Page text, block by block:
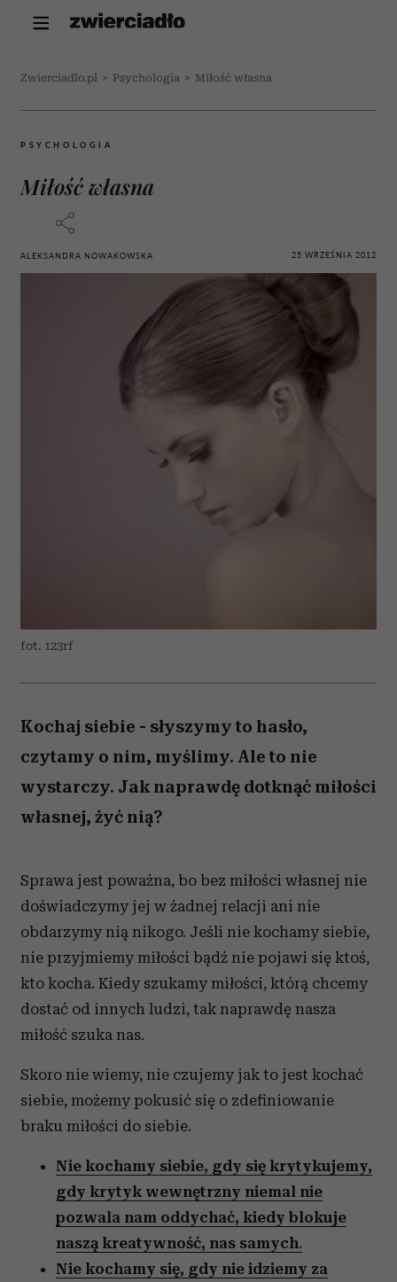
Zwierciadlo.pl > Psychologia > Miłość własna
PSYCHOLOGIA
Miłość własna
ALEKSANDRA NOWAKOWSKA 25 WRZEŚNIA 2012
fot. 123rf
Kochaj siebie - słyszymy to hasło,
czytamy o nim, myślimy. Ale to nie
wystarczy. Jak naprawdę dotknąć miłości
własnej, żyć nią?
Sprawa jest poważna, bo bez miłości własnej nie
doświadczymy jej w żadnej relacji ani nie
obdarzymy nią nikogo. Jeśli nie kochamy siebie,
nie przyjmiemy miłości bądź nie pojawi się ktoś,
kto kocha. Kiedy szukamy miłości, którą chcemy
dostać od innych ludzi, tak naprawdę nasza
miłość szuka nas.
Skoro nie wiemy, nie czujemy jak to jest kochać
siebie, możemy pokusić się o zdefiniowanie
braku miłości do siebie.
Nie kochamy siebie, gdy się krytykujemy,
gdy krytyk wewnętrzny niemal nie
pozwala nam oddychać, kiedy blokuje
naszą kreatywność, nas samych.
Nie kochamy się, gdy nie idziemy za